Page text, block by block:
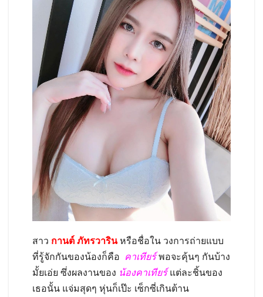
สาว กานต์ ภัทรวารินหรือชื่อใน วงการถ่ายแบบ
ที่รู้จักกันของน้องก็คือ
คาเทียร์พอจะคุ้นๆ กันบ้าง
มั้ยเอ่ย ซึ่งผลงานของ น้องคาเทียร์แต่ละชิ้นของ
เธอนั้น แจ่มสุดๆ หุ่นก็เป๊ะ เซ็กซี่เกินต้าน